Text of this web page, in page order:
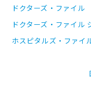
ドクターズ・ファイル
ドクターズ・ファイル
ホスピタルズ・ファイ